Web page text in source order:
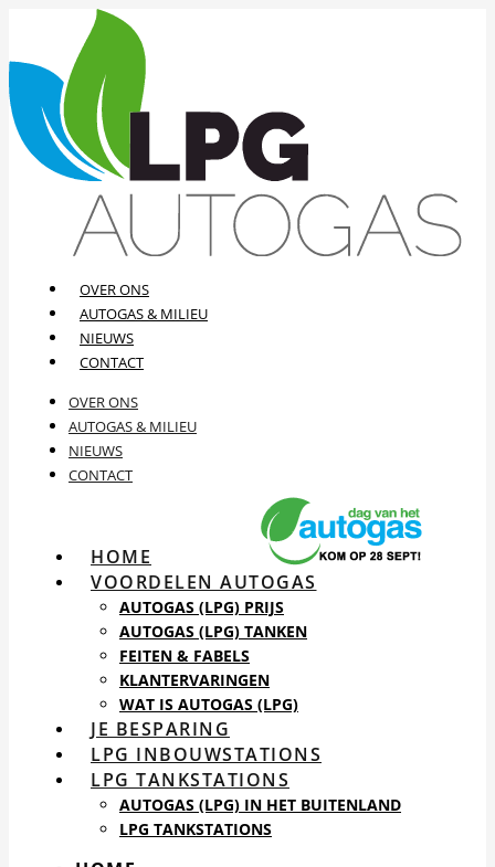
OVER ONS
AUTOGAS & MILIEU
NIEUWS
CONTACT
OVER ONS
AUTOGAS & MILIEU
NIEUWS
CONTACT
HOME
VOORDELEN AUTOGAS
AUTOGAS (LPG) PRIJS
AUTOGAS (LPG) TANKEN
FEITEN & FABELS
KLANTERVARINGEN
WAT IS AUTOGAS (LPG)
JE BESPARING
LPG INBOUWSTATIONS
LPG TANKSTATIONS
AUTOGAS (LPG) IN HET BUITENLAND
LPG TANKSTATIONS